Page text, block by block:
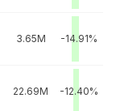
3.65M -14.91%
22.69M -12.40%